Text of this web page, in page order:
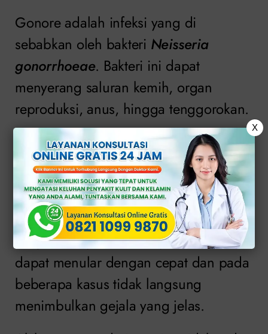
Gonore adalah infeksi yang di
sebabkan oleh bakteri Neisseria
gonorrhoeae. Bakteri ini dapat
menyerang saluran kemih, organ
reproduksi, anus, hingga tenggorokan.
Penularannya umumnya terjadi melalui
hubungan seksual tanpa pengaman
(kondom atau pelindung) dengan
penderita yang sudah terinfeksi.
Penyakit ini perlu di waspadai karena
dapat menular dengan cepat dan pada
beberapa kasus tidak langsung
menimbulkan gejala yang jelas.
X